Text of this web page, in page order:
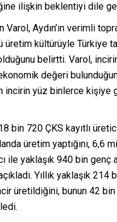
ilişkin beklentiyi dile
Varol, Aydın’ın verimli
kültürüyle Türkiye
belirtti. Varol,
değeri
yüz binlerce kişiye
bin 720 ÇKS kayıtlı
üretim yaptığını, 6,6
ile yaklaşık 940 bin genç
Yıllık yaklaşık 214
üretildiğini, bunun 42